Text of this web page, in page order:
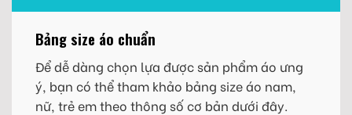
Bảng size áo chuẩn
Để dễ dàng chọn lựa được sản phẩm áo ưng
ý, bạn có thể tham khảo bảng size áo nam,
nữ, trẻ em theo thông số cơ bản dưới đây.